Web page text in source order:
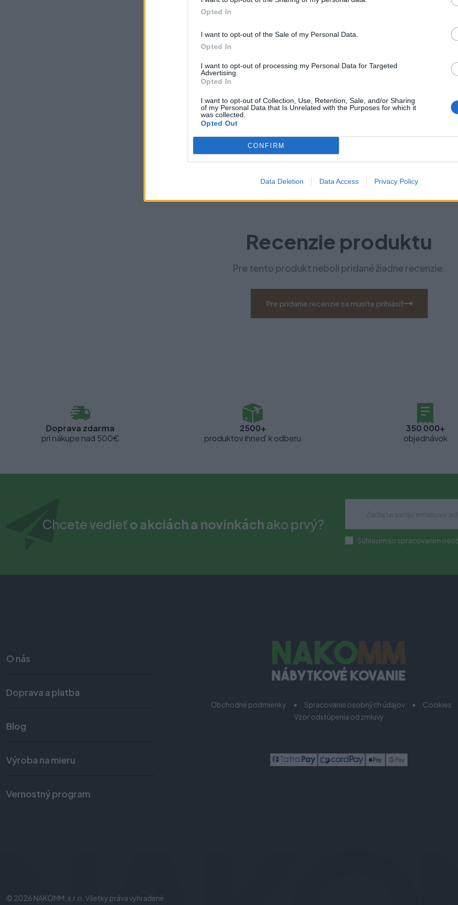
Opted In
I want to opt-out of the Sale of my Personal Data.
Opted In
I want to opt-out of processing my Personal Data for Targeted
Advertising.
Opted In
I want to opt-out of Collection, Use, Retention, Sale, and/or Sharing
of my Personal Data that Is Unrelated with the Purposes for which it
was collected.
Opted Out
CONFIRM
Data Deletion Data Access Privacy Policy
Recenzie produktu
Pre tento produkt neboli pridané žiadne recenzie.
Pre pridanie recenzie sa musíte prihlásiť
Doprava zdarma
pri nákupe nad 500€
2500+
produktov ihneď k odberu
350 000+
objednávok
Chcete vedieťo akciách a novinkáchako prvý?
Súhlasím so spracovaním
O nás
Doprava a platba
Blog
Výroba na mieru
Vernostný program
Obchodné podmienky Spracovanie osobných údajov
Cookies
Vzor odstúpenia od zmluvy
© 2026 NAKOMM, s.r.o. Všetky práva vyhradené